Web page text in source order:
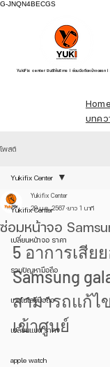
G-JNQN4BECGS
YukiFix center ยินดีให้บริการ l ซ่อมมือถือหน้าจอแตก l
บทคว
โพสต์
Yukifix Center
เปลี่ยนหน้าจอ ราคา
รวมปัญหามือถือ
เทคโนโลยีมือถือ
เปลี่ยนแบต ราคา
apple watch
Yukifix Center
ซ่อมหน้าจอ
Yukifix Center
29 ม.ค. 2567 ยาว 1 นาที
5 อาการเสีย
Samsung
สามารถแก้ไ
เข้าศูนย์